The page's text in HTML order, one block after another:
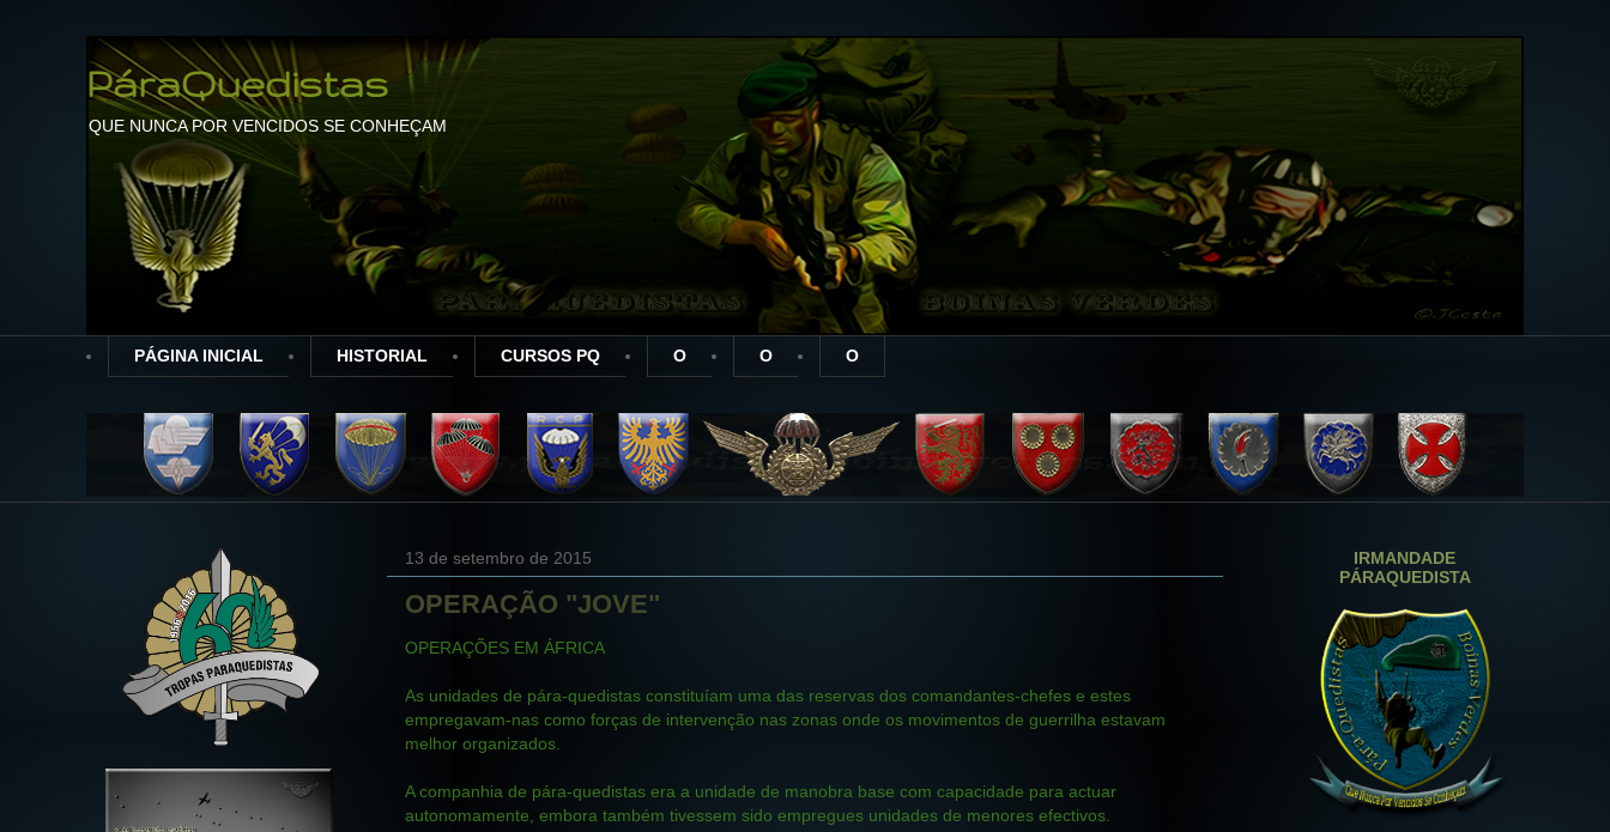
PáraQuedistas
QUE NUNCA POR VENCIDOS SE CONHEÇAM
PÁGINA INICIAL HISTORIAL CURSOS PQ O O O
13 de setembro de 2015
OPERAÇÃO "JOVE"
OPERAÇÕES EM ÁFRICA
As unidades de pára-quedistas constituíam uma das reservas dos comandantes-chefes e estes
empregavam-nas como forças de intervenção nas zonas onde os movimentos de guerrilha estavam
melhor organizados.
A companhia de pára-quedistas era a unidade de manobra base com capacidade para actuar
autonomamente, embora também tivessem sido empregues unidades de menores efectivos.
IRMANDADE
PÁRAQUEDISTA